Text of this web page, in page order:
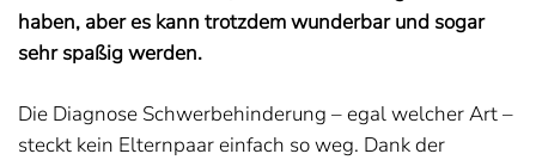
haben, aber es kann trotzdem wunderbar und sogar
sehr spaßig werden.
Die Diagnose Schwerbehinderung – egal welcher Art –
steckt kein Elternpaar einfach so weg. Dank der